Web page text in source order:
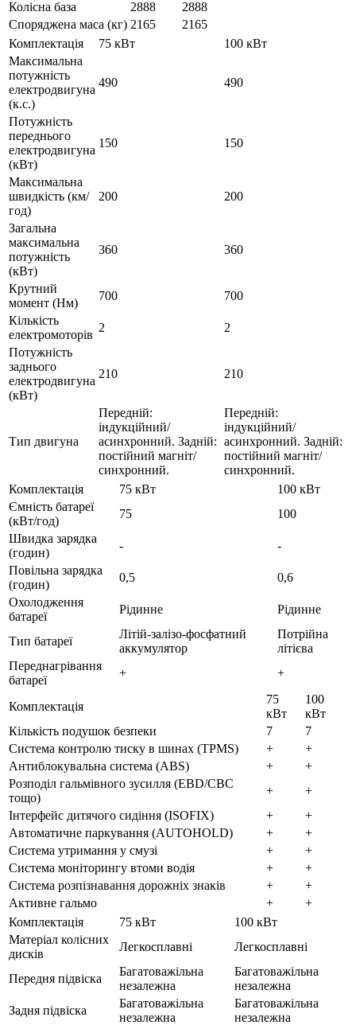
Колісна база 2888
2888
Споряджена маса (кг) 2165
2165
Комплектація
75 кВт
100 кВт
Максимальна
потужність
електродвигуна
(к.с.)
490 490
Потужність
переднього
електродвигуна
(кВт)
150 150
Максимальна
швидкість (км/
год)
200 200
Загальна
максимальна
потужність
(кВт)
360 360
Крутний
момент (Нм)
700
700
Кількість
електромоторів
2
2
Потужність
заднього
електродвигуна
(кВт)
210 210
Тип двигуна
Передній:
індукційний/
асинхронний. Задній:
постійний магніт/
синхронний.
Передній:
індукційний/
асинхронний. Задній:
постійний магніт/
синхронний.
Комплектація
75 кВт
100 кВт
Ємність батареї
(кВт/год)
75
100
Швидка зарядка
(годин)
-
-
Повільна зарядка
(годин)
0,5
0,6
Охолодження
батареї
Рідинне Рідинне
Тип батареї
Літій-залізо-фосфатний
аккумулятор
Потрійна
літієва
Переднагрівання
батареї
+ +
Комплектація
75
кВт
100
кВт
Кількість подушок безпеки
7
7
Система контролю тиску в шинах (TPMS)
+
+
Антиблокувальна система (ABS)
+
+
Розподіл гальмівного зусилля (EBD/CBC
тощо)
+
+
Інтерфейс дитячого сидіння (ISOFIX)
+
+
Автоматичне паркування (AUTOHOLD)
+
+
Система утримання у смузі
+
+
Система моніторингу втоми водія
+
+
Система розпізнавання дорожніх знаків
+
+
Активне гальмо
+
+
Комплектація
75 кВт
100 кВт
Матеріал колісних
дисків
Легкосплавні Легкосплавні
Передня підвіска
Багатоважільна
незалежна
Багатоважільна
незалежна
Задня підвіска
Багатоважільна
незалежна
Багатоважільна
незалежна